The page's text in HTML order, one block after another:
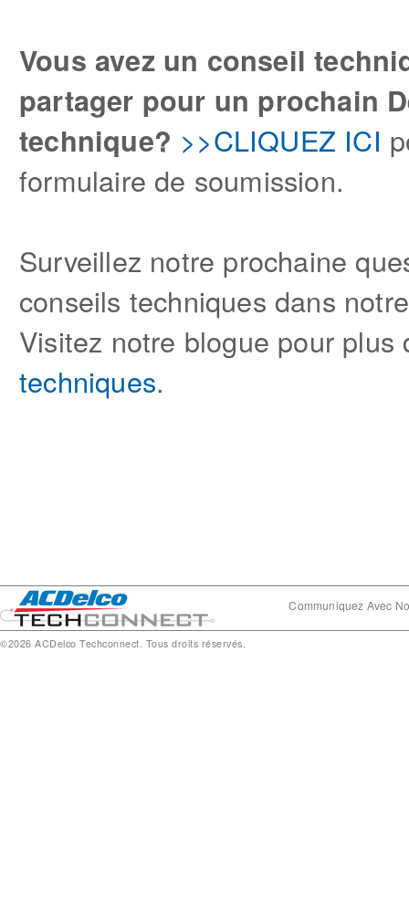
Vous avez un conseil
partager pour un prochain
technique? >>CLIQUEZ ICI
formulaire de soumission.
Surveillez notre prochaine
conseils techniques dans
Visitez notre blogue pour
techniques.
Communiquez Avec
©2026 ACDelco Techconnect. Tous droits réservés.